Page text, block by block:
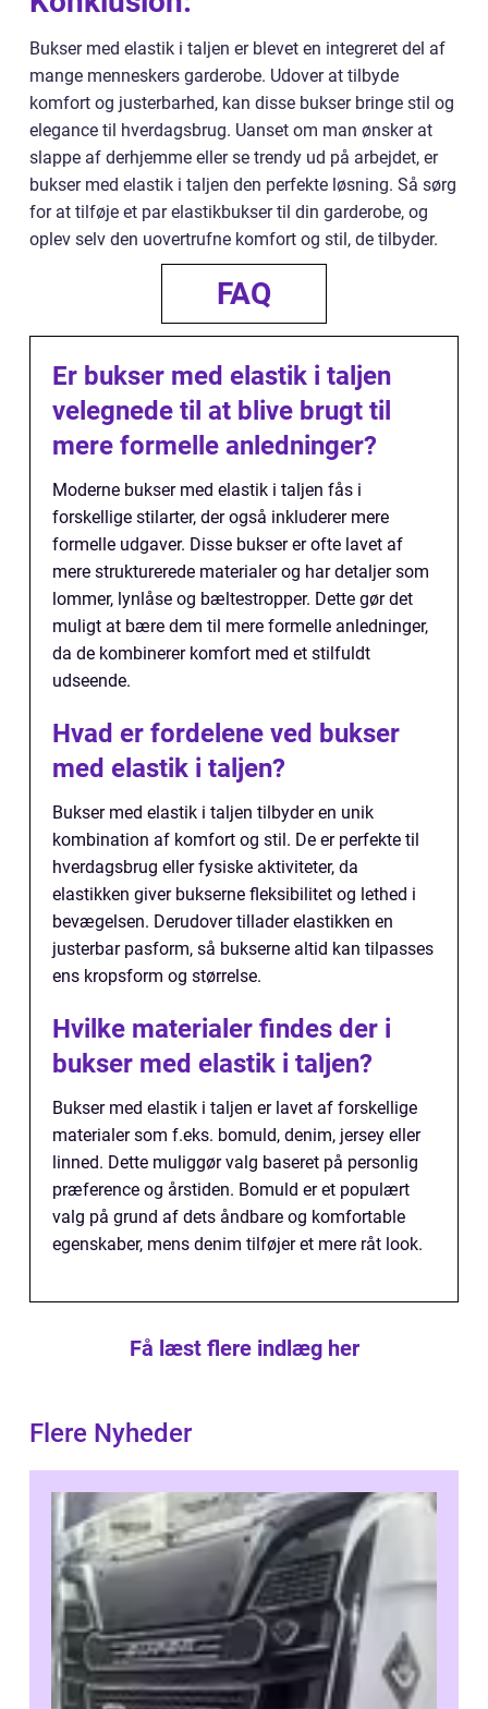
Bukser med elastik i taljen er blevet en integreret del af
mange menneskers garderobe. Udover at tilbyde
komfort og justerbarhed, kan disse bukser bringe stil og
elegance til hverdagsbrug. Uanset om man ønsker at
slappe af derhjemme eller se trendy ud på arbejdet, er
bukser med elastik i taljen den perfekte løsning. Så sørg
for at tilføje et par elastikbukser til din garderobe, og
oplev selv den uovertrufne komfort og stil, de tilbyder.
FAQ
Er bukser med elastik i taljen
velegnede til at blive brugt til
mere formelle anledninger?
Moderne bukser med elastik i taljen fås i
forskellige stilarter, der også inkluderer mere
formelle udgaver. Disse bukser er ofte lavet af
mere strukturerede materialer og har detaljer som
lommer, lynlåse og bæltestropper. Dette gør det
muligt at bære dem til mere formelle anledninger,
da de kombinerer komfort med et stilfuldt
udseende.
Hvad er fordelene ved bukser
med elastik i taljen?
Bukser med elastik i taljen tilbyder en unik
kombination af komfort og stil. De er perfekte til
hverdagsbrug eller fysiske aktiviteter, da
elastikken giver bukserne fleksibilitet og lethed i
bevægelsen. Derudover tillader elastikken en
justerbar pasform, så bukserne altid kan tilpasses
ens kropsform og størrelse.
Hvilke materialer findes der i
bukser med elastik i taljen?
Bukser med elastik i taljen er lavet af forskellige
materialer som f.eks. bomuld, denim, jersey eller
linned. Dette muliggør valg baseret på personlig
præference og årstiden. Bomuld er et populært
valg på grund af dets åndbare og komfortable
egenskaber, mens denim tilføjer et mere råt look.
Få læst flere indlæg her
Flere Nyheder